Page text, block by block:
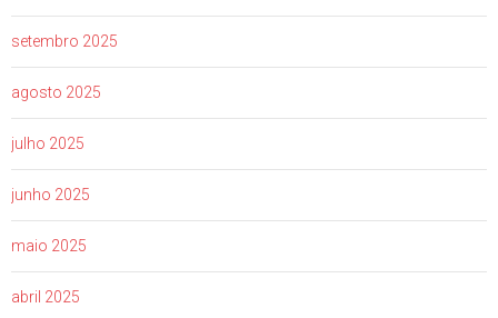
setembro 2025
agosto 2025
julho 2025
junho 2025
maio 2025
abril 2025